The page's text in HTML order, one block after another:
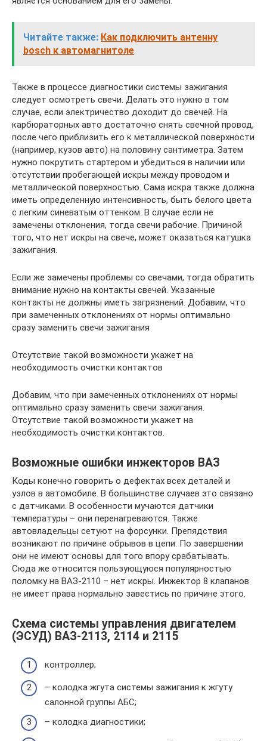
Читайте также: Как подключить антенну
bosch к автомагнитоле
Также в процессе диагностики системы зажигания
следует осмотреть свечи. Делать это нужно в том
случае, если электричество доходит до свечей. На
карбюраторных авто достаточно снять свечной провод,
после чего приблизить его к металлической поверхности
(например, кузов авто) на половину сантиметра. Затем
нужно покрутить стартером и убедиться в наличии или
отсутствии пробегающей искры между проводом и
металлической поверхностью. Сама искра также должна
иметь определенную интенсивность, быть белого цвета
с легким синеватым оттенком. В случае если не
замечены отклонения, тогда свечи рабочие. Причиной
того, что нет искры на свече, может оказаться катушка
зажигания.
Если же замечены проблемы со свечами, тогда обратить
внимание нужно на контакты свечей. Указанные
контакты не должны иметь загрязнений. Добавим, что
при замеченных отклонениях от нормы оптимально
сразу заменить свечи зажигания
Отсутствие такой возможности укажет на
необходимость очистки контактов
Добавим, что при замеченных отклонениях от нормы
оптимально сразу заменить свечи зажигания.
Отсутствие такой возможности укажет на
необходимость очистки контактов.
Возможные ошибки инжекторов ВАЗ
Коды конечно говорить о дефектах всех деталей и
узлов в автомобиле. В большинстве случаев это связано
с датчиками. В особенности мучаются датчики
температуры – они перенагреваются. Также
автовладельцы сетуют на форсунки. Препядствия
возникают по причине обрывов в цепи. По завершении
они не имеют основы для того впору срабатывать.
Сюда же относится пользующуюся популярностью
поломку на ВАЗ-2110 – нет искры. Инжектор 8 клапанов
не имеет права нормально завестись по причине этого.
Схема системы управления двигателем
(ЭСУД) ВАЗ-2113, 2114 и 2115
контроллер;
– колодка жгута системы зажигания к жгуту
салонной группы АБС;
– колодка диагностики;